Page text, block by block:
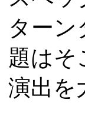
ター
題はそ
演出を